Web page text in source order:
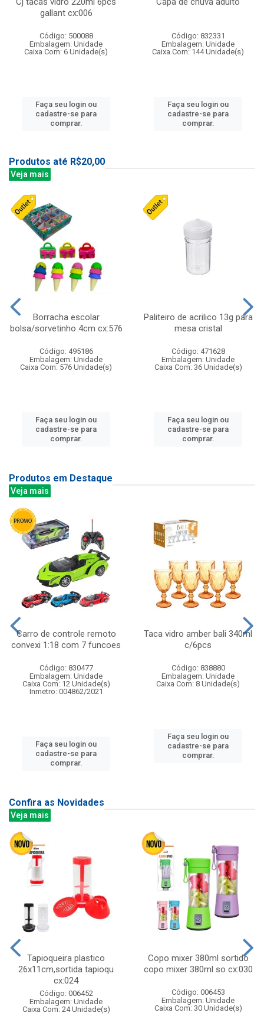
gallant cx:006
Código: 500088
Embalagem: Unidade
Caixa Com: 6 Unidade(s)
Faça seu login ou
cadastre-se para
comprar.
Código: 832331
Embalagem: Unidade
Caixa Com: 144 Unidade(s)
Faça seu login ou
cadastre-se para
comprar.
Produtos até R$20,00
Veja mais
Borracha escolar
bolsa/sorvetinho 4cm cx:576
Código: 495186
Embalagem: Unidade
Caixa Com: 576 Unidade(s)
Faça seu login ou
cadastre-se para
comprar.
Paliteiro de acrilico 13g para
mesa cristal
Código: 471628
Embalagem: Unidade
Caixa Com: 36 Unidade(s)
Faça seu login ou
cadastre-se para
comprar.
Produtos em Destaque
Veja mais
Carro de controle remoto
convexi 1:18 com 7 funcoes
Código: 830477
Embalagem: Unidade
Caixa Com: 12 Unidade(s)
Inmetro: 004862/2021
Faça seu login ou
cadastre-se para
comprar.
Taca vidro amber bali 340ml
c/6pcs
Código: 838880
Embalagem: Unidade
Caixa Com: 8 Unidade(s)
Faça seu login ou
cadastre-se para
comprar.
Confira as Novidades
Veja mais
Tapioqueira plastico
26x11cm,sortida tapioqu
cx:024
Código: 006452
Embalagem: Unidade
Caixa Com: 24 Unidade(s)
Copo mixer 380ml sortido
copo mixer 380ml so cx:030
Código: 006453
Embalagem: Unidade
Caixa Com: 30 Unidade(s)